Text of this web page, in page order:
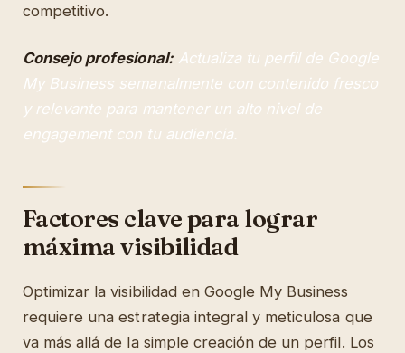
competitivo.
Consejo profesional: Actualiza tu perfil de Google
My Business semanalmente con contenido fresco
y relevante para mantener un alto nivel de
engagement con tu audiencia.
Factores clave para lograr
máxima visibilidad
Optimizar la visibilidad en Google My Business
requiere una estrategia integral y meticulosa que
va más allá de la simple creación de un perfil. Los